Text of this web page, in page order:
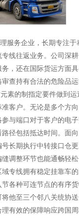
服务企业，长期专注于
线往返业务。公司深
，还在国际货运方面
查持有合法的危险品
素的制指定要件做到运
客户。无论是多个方
与端口对于客户的电
径包括抵达时间。面
长期执行中转接口仓
调整环节也能通畅轻
专线拥有稳定挂靠车
各种可连节点的有序
他至三个邻八关统协
有效的保障响应跨国